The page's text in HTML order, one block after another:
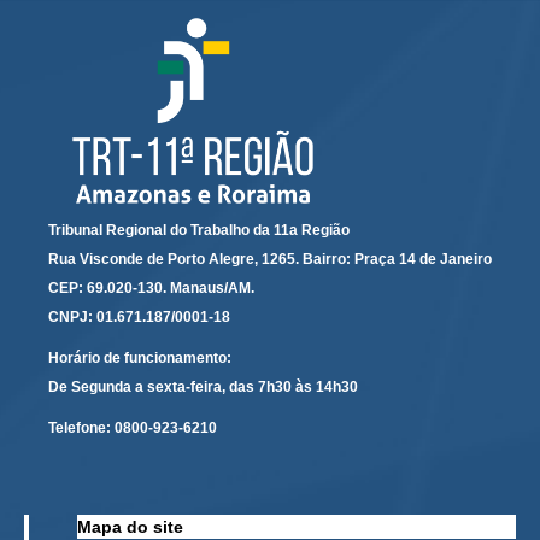
Audiências e Sessões
Calendário das Sessões da 1ª Turma 2026
Calendário de Sessões da 2ª Turma - 2026
Calendário das Sessões da 3ª Turma 2026
Calendário das Sessões do Pleno e Especializadas 2026
Carta de Serviços ao Cidadão
Cartilhas
Cadastro de Peritos, Tradutores e Intérpretes
Calendários
Calendário Geral
Calendário de Eventos
Tribunal Regional do Trabalho da 11a Região
Rua Visconde de Porto Alegre, 1265. Bairro: Praça 14 de Janeiro
CEP: 69.020-130. Manaus/AM.
CNPJ: 01.671.187/0001-18
Horário de funcionamento:
De Segunda a sexta-feira, das 7h30 às 14h30
Telefone: 0800-923-6210
Mapa do site